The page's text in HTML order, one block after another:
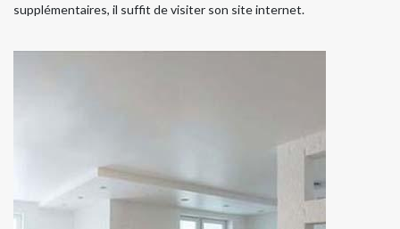
supplémentaires, il suffit de visiter son site internet.